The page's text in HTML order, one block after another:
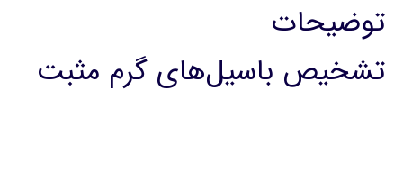
توضیحات
تشخیص باسیل‌های گرم مثبت